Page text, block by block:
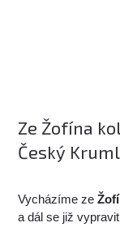
Ze Žofína
Český
Vycházíme ze
a dál se již vypravit